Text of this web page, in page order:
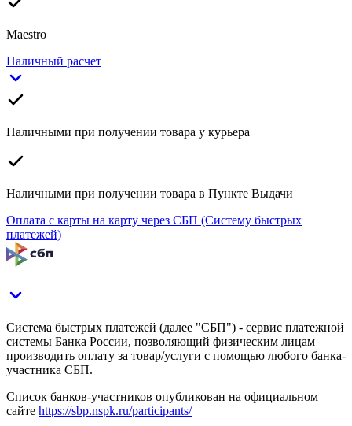
Maestro
Наличный расчет
Наличными при получении товара у курьера
Наличными при получении товара в Пункте Выдачи
Оплата с карты на карту через СБП (Систему быстрых
платежей)
Система быстрых платежей (далее "СБП") - сервис платежной
системы Банка России, позволяющий физическим лицам
производить оплату за товар/услуги с помощью любого банка-
участника СБП.
Список банков-участников опубликован на официальном
сайте https://sbp.nspk.ru/participants/